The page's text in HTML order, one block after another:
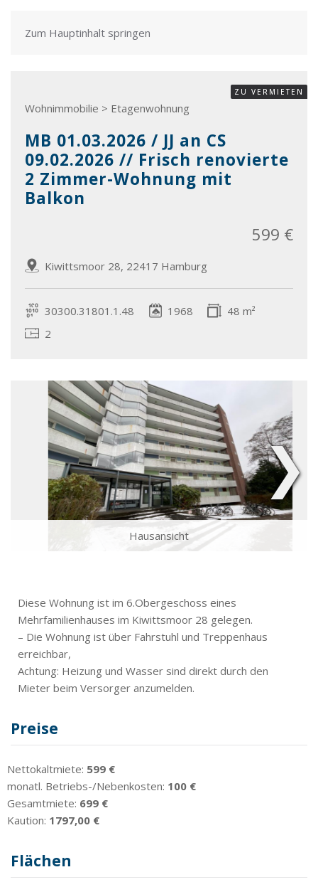
Zum Hauptinhalt springen
Wohnimmobilie > Etagenwohnung
ZU VERMIETEN
MB 01.03.2026 / JJ an CS
09.02.2026 // Frisch renovierte
2 Zimmer-Wohnung mit
Balkon
Kiwittsmoor 28, 22417 Hamburg
599 €
30300.31801.1.48 1968
48 m²
2
Hausansicht
❯
Diese Wohnung ist im 6.Obergeschoss eines
Mehrfamilienhauses im Kiwittsmoor 28 gelegen.
– Die Wohnung ist über Fahrstuhl und Treppenhaus
erreichbar,
Achtung: Heizung und Wasser sind direkt durch den
Mieter beim Versorger anzumelden.
Preise
Nettokaltmiete: 599 €
monatl. Betriebs-/Nebenkosten: 100 €
Gesamtmiete: 699 €
Kaution: 1797,00 €
Flächen